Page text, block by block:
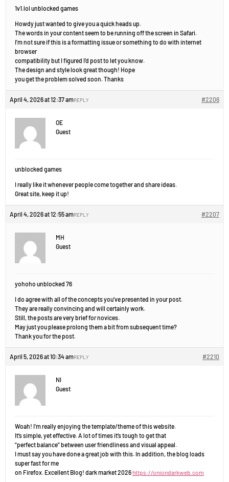
1v1.lol unblocked games
Howdy just wanted to give you a quick heads up.
The words in your content seem to be running off the screen in Safari.
I’m not sure if this is a formatting issue or something to do with internet
browser
compatibility but I figured I’d post to let you know.
The design and style look great though! Hope
you get the problem solved soon. Thanks
April 4, 2026 at 12:37 am #2206
REPLY
OE
Guest
unblocked games
I really like it whenever people come together and share ideas.
Great site, keep it up!
April 4, 2026 at 12:55 am #2207
REPLY
MH
Guest
yohoho unblocked 76
I do agree with all of the concepts you’ve presented in your post.
They are really convincing and will certainly work.
Still, the posts are very brief for novices.
May just you please prolong them a bit from subsequent time?
Thank you for the post.
April 5, 2026 at 10:34 am #2210
REPLY
NI
Guest
Woah! I’m really enjoying the template/theme of this website.
It’s simple, yet effective. A lot of times it’s tough to get that
“perfect balance” between user friendliness and visual appeal.
I must say you have done a great job with this. In addition, the blog loads
super fast for me
on Firefox. Excellent Blog! dark market 2026 https://oniondarkweb.com